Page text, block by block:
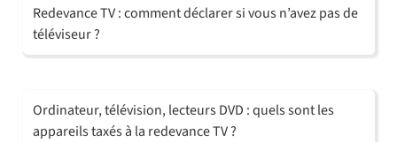
Redevance TV : comment déclarer si vous n’avez pas de
téléviseur ?
Ordinateur, télévision, lecteurs DVD : quels sont les
appareils taxés à la redevance TV ?